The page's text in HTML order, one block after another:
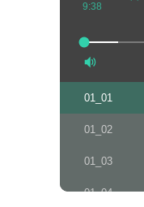
9:38
01_01
01_02
01_03
01_04